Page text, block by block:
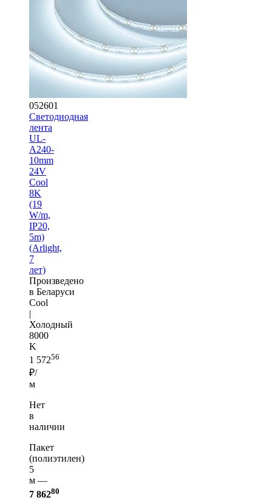
052601
Светодиодная
лента
UL-
A240-
10mm
24V
Cool
8K
(19
W/m,
IP20,
5m)
(Arlight,
7
лет)
Произведено
в Беларуси
Cool
|
Холодный
8000
K
1 57256
₽/
м
Нет
в
наличии
Пакет
(полиэтилен)
5
м —
7 86280